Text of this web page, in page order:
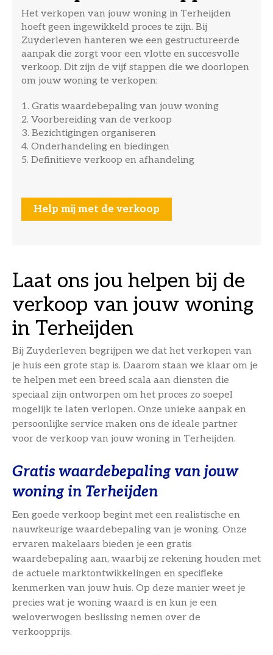
Het verkopen van jouw woning in Terheijden
hoeft geen ingewikkeld proces te zijn. Bij
Zuyderleven hanteren we een gestructureerde
aanpak die zorgt voor een vlotte en succesvolle
verkoop. Dit zijn de vijf stappen die we doorlopen
om jouw woning te verkopen:
1. Gratis waardebepaling van jouw woning
2. Voorbereiding van de verkoop
3. Bezichtigingen organiseren
4. Onderhandeling en biedingen
5. Definitieve verkoop en afhandeling
Help mij met de verkoop
Laat ons jou helpen bij de
verkoop van jouw woning
in Terheijden
Bij Zuyderleven begrijpen we dat het verkopen van
je huis een grote stap is. Daarom staan we klaar om je
te helpen met een breed scala aan diensten die
speciaal zijn ontworpen om het proces zo soepel
mogelijk te laten verlopen. Onze unieke aanpak en
persoonlijke service maken ons de ideale partner
voor de verkoop van jouw woning in Terheijden.
Gratis waardebepaling van jouw
woning in Terheijden
Een goede verkoop begint met een realistische en
nauwkeurige waardebepaling van je woning. Onze
ervaren makelaars bieden je een gratis
waardebepaling aan, waarbij ze rekening houden met
de actuele marktontwikkelingen en specifieke
kenmerken van jouw huis. Op deze manier weet je
precies wat je woning waard is en kun je een
weloverwogen beslissing nemen over de
verkoopprijs.